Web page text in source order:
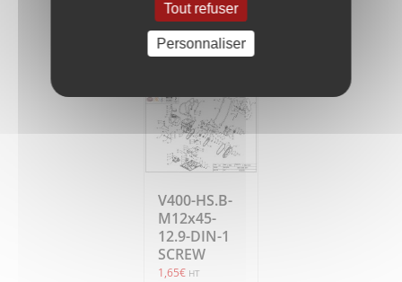
Ajouter
au
panier
Détails
V400-HS.B-
M12x45-
12.9-DIN-1
SCREW
1,65€ HT
Tout refuser
Personnaliser